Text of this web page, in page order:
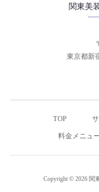
関東美
東京都新
TOP
料金メニュ
Copyright © 2026 関